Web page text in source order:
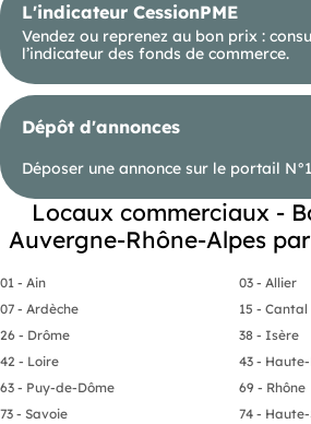
L'indicateur CessionPME
Vendez ou reprenez au bon prix :
l’indicateur des fonds de commerce.
Dépôt d'annonces
Déposer une annonce sur le portail N°1
Locaux commerciaux -
Auvergne-Rhône-Alpes
01 - Ain
03 - Allier
07 - Ardèche
15 - Cantal
26 - Drôme
38 - Isère
42 - Loire
43 -
63 - Puy-de-Dôme
69 - Rhône
73 - Savoie
74 -